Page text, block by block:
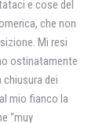
e cose del
che non
Mi resi
ostinatamente
dei
mio fianco la
“muy